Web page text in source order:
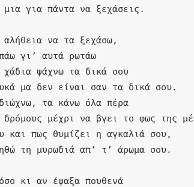
για πάντα να ξεχάσεις.
να τα ξεχάσω,
γι’ αυτά ρωτάω
ψάχνω τα δικά σου
μα δεν είναι σαν τα δικά σου.
τα κάνω όλα πέρα
δρόμους μέχρι να βγει το φως της
και πως θυμίζει η αγκαλιά σου,
τη μυρωδιά απ’ τ’ άρωμα σου.
κι αν έψαξα πουθενά